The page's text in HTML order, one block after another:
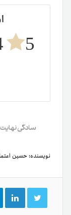
5
نویسنده: حسین
توییتر